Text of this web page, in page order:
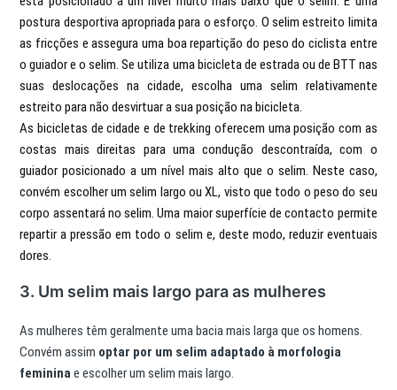
postura desportiva apropriada para o esforço. O selim estreito limita
as fricções e assegura uma boa repartição do peso do ciclista entre
o guiador e o selim. Se utiliza uma bicicleta de estrada ou de BTT nas
suas deslocações na cidade, escolha uma selim relativamente
estreito para não desvirtuar a sua posição na bicicleta.
As bicicletas de cidade e de trekking oferecem uma posição com as
costas mais direitas para uma condução descontraída, com o
guiador posicionado a um nível mais alto que o selim. Neste caso,
convém escolher um selim largo ou XL, visto que todo o peso do seu
corpo assentará no selim. Uma maior superfície de contacto permite
repartir a pressão em todo o selim e, deste modo, reduzir eventuais
dores.
3. Um selim mais largo para as mulheres
As mulheres têm geralmente uma bacia mais larga que os homens.
Convém assim optar por um selim adaptado à morfologia
feminina e escolher um selim mais largo.